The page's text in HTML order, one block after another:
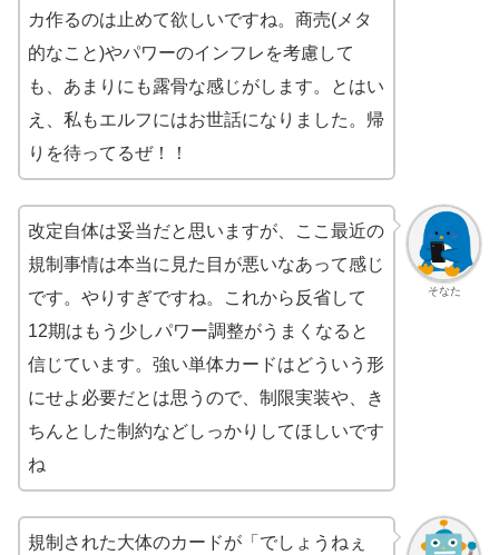
カ作るのは止めて欲しいですね。商売(メタ
的なこと)やパワーのインフレを考慮して
も、あまりにも露骨な感じがします。とはい
え、私もエルフにはお世話になりました。帰
りを待ってるぜ！！
そなた
改定自体は妥当だと思いますが、ここ最近の
規制事情は本当に見た目が悪いなあって感じ
です。やりすぎですね。これから反省して
12期はもう少しパワー調整がうまくなると
信じています。強い単体カードはどういう形
にせよ必要だとは思うので、制限実装や、き
ちんとした制約などしっかりしてほしいです
ね
規制された大体のカードが「でしょうねぇ